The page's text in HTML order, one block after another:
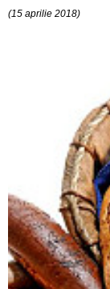
(15 aprilie 2018)